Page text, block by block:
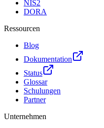
NIS2
DORA
Ressourcen
Blog
Dokumentation
Status
Glossar
Schulungen
Partner
Unternehmen